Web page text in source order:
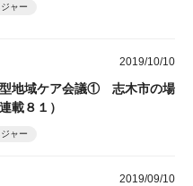
ャー
2019/10/10
型地域ケア会議① 志木市の場
載８１）
ャー
2019/09/10